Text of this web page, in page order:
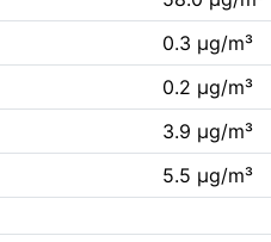
0.3 µg/m³
0.2 µg/m³
3.9 µg/m³
5.5 µg/m³